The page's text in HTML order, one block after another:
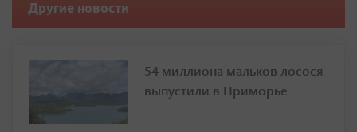
Другие новости
54 миллиона мальков лосося
выпустили в Приморье